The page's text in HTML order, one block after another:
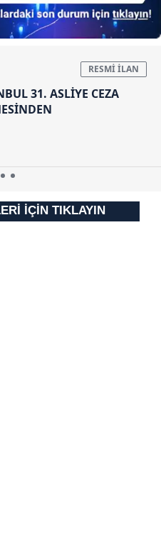
çerezlerle ilgili bilgi
31. ASLİYE CEZA
İÇİN TIKLAYIN